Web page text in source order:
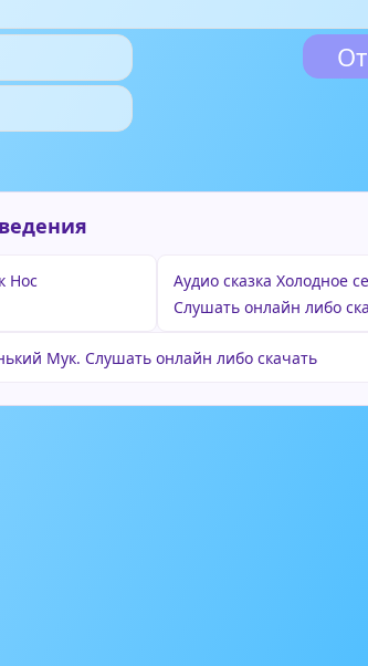
Нос
Аудио сказка Холодное
Слушать онлайн либо
Мук. Слушать онлайн либо скачать